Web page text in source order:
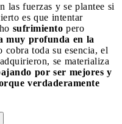
las fuerzas y se plantee si
es que intentar
sufrimiento pero
muy profunda en la
toda su esencia, el
se materializa
por ser mejores y
verdaderamente